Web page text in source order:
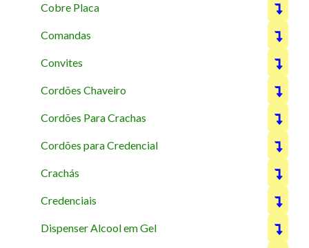
Cobre Placa
Comandas
Convites
Cordões Chaveiro
Cordões Para Crachas
Cordões para Credencial
Crachás
Credenciais
Dispenser Alcool em Gel